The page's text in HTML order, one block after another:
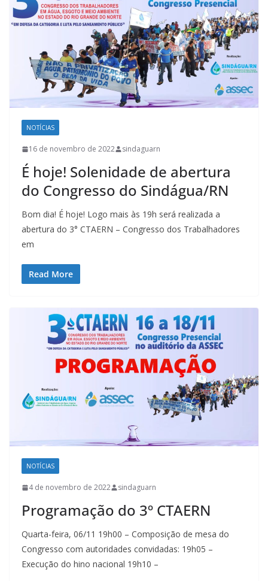
NOTÍCIAS
16 de novembro de 2022 sindaguarn
É hoje! Solenidade de abertura
do Congresso do Sindágua/RN
Bom dia! É hoje! Logo mais às 19h será realizada a
abertura do 3° CTAERN – Congresso dos Trabalhadores
em
Read More
NOTÍCIAS
4 de novembro de 2022 sindaguarn
Programação do 3º CTAERN
Quarta-feira, 06/11 19h00 – Composição de mesa do
Congresso com autoridades convidadas: 19h05 –
Execução do hino nacional 19h10 –